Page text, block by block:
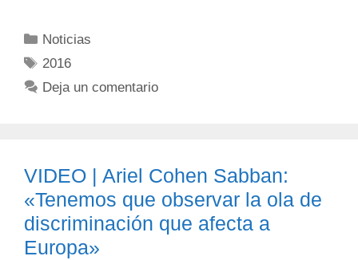
Noticias
2016
Deja un comentario
VIDEO | Ariel Cohen Sabban:
«Tenemos que observar la ola de
discriminación que afecta a
Europa»